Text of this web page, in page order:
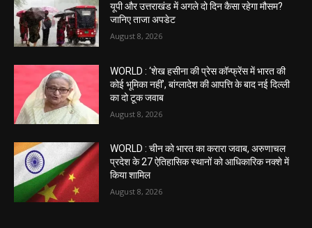
यूपी और उत्तराखंड में अगले दो दिन कैसा रहेगा मौसम?
जानिए ताजा अपडेट
August 8, 2026
WORLD : ‘शेख हसीना की प्रेस कॉन्फ्रेंस में भारत की
कोई भूमिका नहीं’, बांग्लादेश की आपत्ति के बाद नई दिल्ली
का दो टूक जवाब
August 8, 2026
WORLD : चीन को भारत का करारा जवाब, अरुणाचल
प्रदेश के 27 ऐतिहासिक स्थानों को आधिकारिक नक्शे में
किया शामिल
August 8, 2026